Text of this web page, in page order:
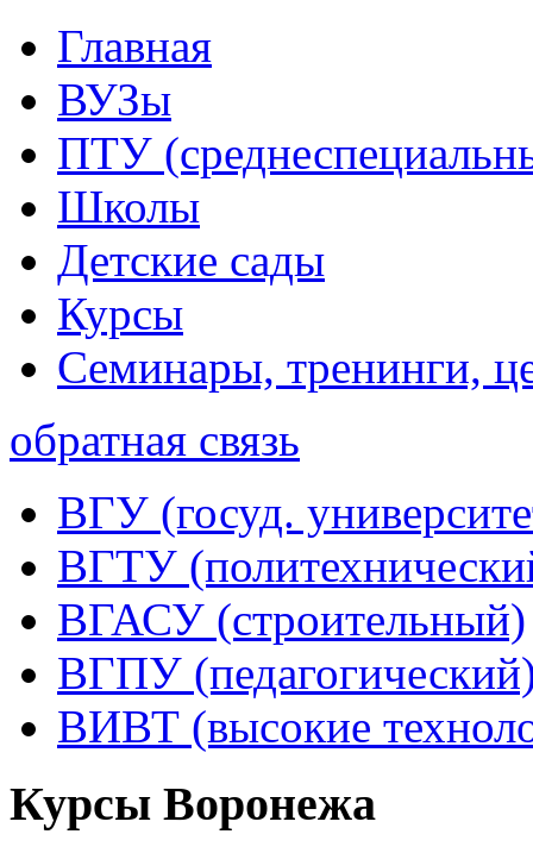
Главная
ВУЗы
ПТУ
Школы
Детские сады
Курсы
Семинары, тренинги,
обратная связь
ВГУ (госуд.
ВГТУ
ВГАСУ (строительный)
ВГПУ
ВИВТ (высокие
Курсы Воронежа